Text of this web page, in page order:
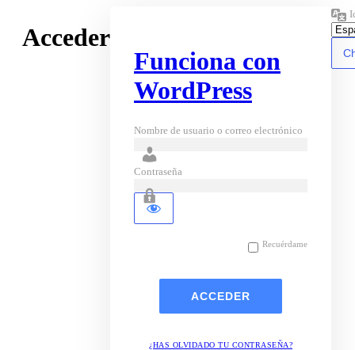
Acceder
Funciona con
WordPress
Nombre de usuario o correo electrónico
Contraseña
Recuérdame
¿HAS OLVIDADO TU CONTRASEÑA?